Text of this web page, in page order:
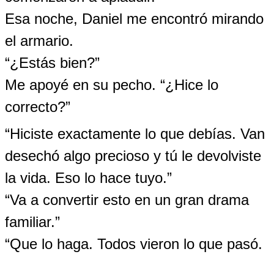
Esa noche, Daniel me encontró mirando
el armario.
“¿Estás bien?”
Me apoyé en su pecho. “¿Hice lo
correcto?”
“Hiciste exactamente lo que debías. Van
desechó algo precioso y tú le devolviste
la vida. Eso lo hace tuyo.”
“Va a convertir esto en un gran drama
familiar.”
“Que lo haga. Todos vieron lo que pasó.